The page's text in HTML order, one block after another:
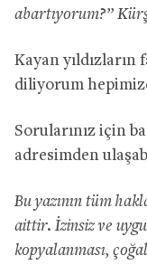
abartıyorum?”
Kayan yıldızların
diliyorum
Sorularınız için
adresimden
Bu yazının tüm
aittir. İzinsiz ve
kopyalanması,